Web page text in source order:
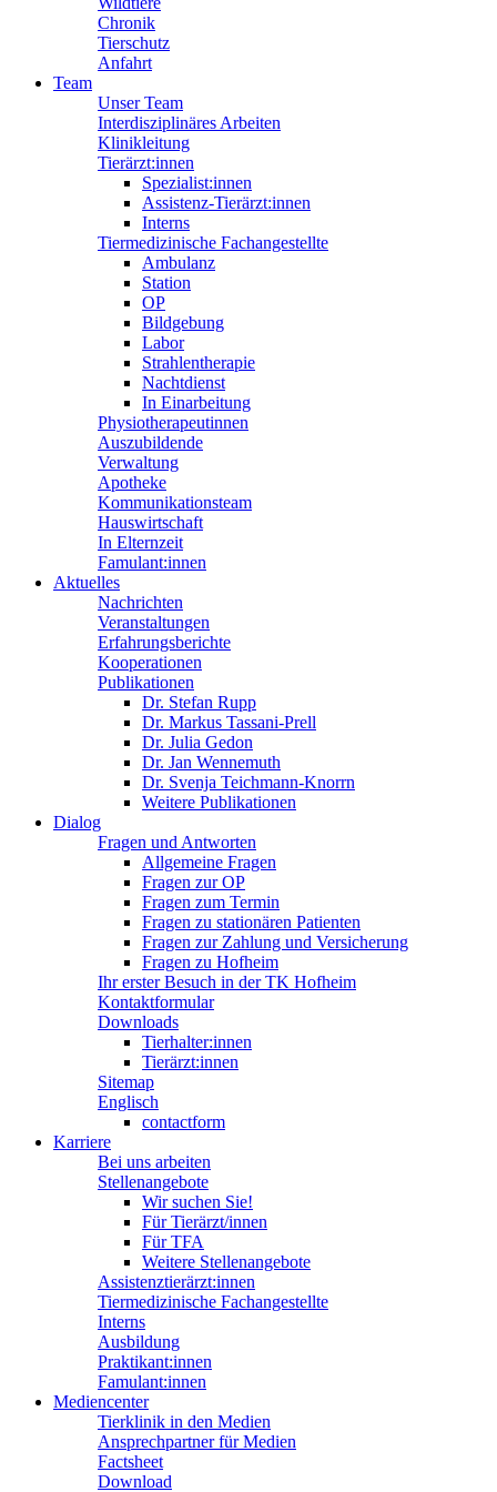
Chronik
Tierschutz
Anfahrt
Team
Unser Team
Interdisziplinäres Arbeiten
Klinikleitung
Tierärzt:innen
Spezialist:innen
Assistenz-Tierärzt:innen
Interns
Tiermedizinische Fachangestellte
Ambulanz
Station
OP
Bildgebung
Labor
Strahlentherapie
Nachtdienst
In Einarbeitung
Physiotherapeutinnen
Auszubildende
Verwaltung
Apotheke
Kommunikationsteam
Hauswirtschaft
In Elternzeit
Famulant:innen
Aktuelles
Nachrichten
Veranstaltungen
Erfahrungsberichte
Kooperationen
Publikationen
Dr. Stefan Rupp
Dr. Markus Tassani-Prell
Dr. Julia Gedon
Dr. Jan Wennemuth
Dr. Svenja Teichmann-Knorrn
Weitere Publikationen
Dialog
Fragen und Antworten
Allgemeine Fragen
Fragen zur OP
Fragen zum Termin
Fragen zu stationären Patienten
Fragen zur Zahlung und Versicherung
Fragen zu Hofheim
Ihr erster Besuch in der TK Hofheim
Kontaktformular
Downloads
Tierhalter:innen
Tierärzt:innen
Sitemap
Englisch
contactform
Karriere
Bei uns arbeiten
Stellenangebote
Wir suchen Sie!
Für Tierärzt/innen
Für TFA
Weitere Stellenangebote
Assistenztierärzt:innen
Tiermedizinische Fachangestellte
Interns
Ausbildung
Praktikant:innen
Famulant:innen
Mediencenter
Tierklinik in den Medien
Ansprechpartner für Medien
Factsheet
Download